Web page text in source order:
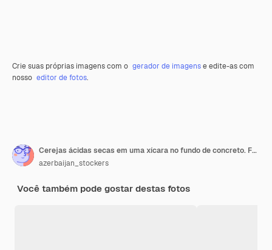
Crie suas próprias imagens com o gerador de imagense edite-as com
nosso editor de fotos.
Cerejas ácidas secas em uma xícara no fundo de concreto. Foto de alta qualidade
azerbaijan_stockers
Você também pode gostar destas fotos